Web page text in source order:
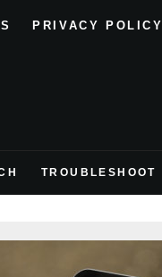
PRIVACY POLICY
TROUBLESHOOT